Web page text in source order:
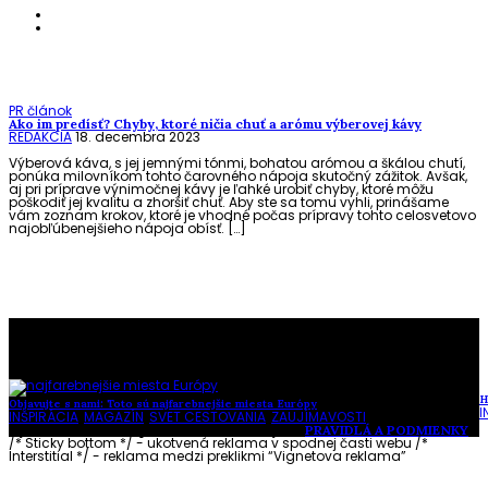
PR článok
Ako im predísť? Chyby, ktoré ničia chuť a arómu výberovej kávy
REDAKCIA18. decembra 2023
Výberová káva, s jej jemnými tónmi, bohatou arómou a škálou chutí,
ponúka milovníkom tohto čarovného nápoja skutočný zážitok. Avšak,
aj pri príprave výnimočnej kávy je ľahké urobiť chyby, ktoré môžu
poškodiť jej kvalitu a zhoršiť chuť. Aby ste sa tomu vyhli, prinášame
vám zoznam krokov, ktoré je vhodné počas prípravy tohto celosvetovo
najobľúbenejšieho nápoja obísť. […]
Objavujte s nami: Toto sú najfarebnejšie miesta Európy
INŠPIRÁCIA MAGAZÍN SVET CESTOVANIA ZAUJÍMAVOSTI
PRAVIDLÁ A PODMIENKY
/* Sticky bottom */ - ukotvená reklama v spodnej časti webu/*
Interstitial */ - reklama medzi preklikmi “Vignetova reklama”